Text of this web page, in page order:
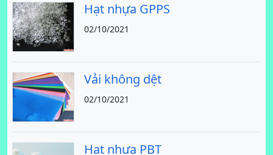
Hạt nhựa GPPS
02/10/2021
Vải không dệt
02/10/2021
Hạt nhựa PBT